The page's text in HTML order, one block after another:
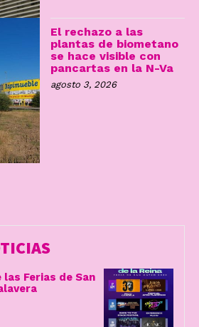
El rechazo a las
plantas de biometano
se hace visible con
pancartas en la N-Va
agosto 3, 2026
Ferias de San